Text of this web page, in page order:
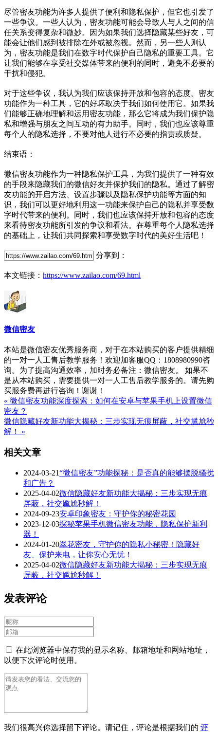
尽管密友功能为许多人提供了便利和隐私保护，但它也引发了
一些争议。一些人认为，密友功能可能会导致人与人之间的信
任关系变得复杂和微妙。因为如果我们选择隐藏某些好友，可
能会让他们感到被排除在外或被忽视。然而，另一些人则认
为，密友功能是我们在数字时代保护自己隐私的重要工具。它
让我们能够在享受社交媒体带来的便利的同时，避免不必要的
干扰和侵犯。
对于这些争议，我认为我们应该保持开放和包容的态度。密友
功能作为一种工具，它的好坏取决于我们如何使用它。如果我
们能够正确地理解和运用密友功能，那么它将成为我们保护隐
私和增强与朋友之间互动的有力助手。同时，我们也应该尊重
每个人的隐私选择，不要对他人进行不必要的指责或质疑。
结束语：
微信密友功能作为一种隐私保护工具，为我们提供了一种有效
的手段来隐藏我们的微信好友并保护我们的隐私。通过了解密
友功能的开启方法、设置步骤以及隐私保护功能等方面的知
识，我们可以更好地利用这一功能来保护自己的隐私并享受数
字时代带来的便利。同时，我们也应该保持开放和包容的态度
来看待密友功能所引发的争议和看法。在尊重每个人隐私选择
的基础上，让我们共同探索和享受数字时代的美好生活吧！
分享到：
本文链接： https://www.zailao.com/69.html
微信密友
本站是微信密友优秀服务商，对于在本站购买的客户提供精细
的一对一人工售后教学服务！欢迎加客服QQ：1808980990咨
询。为了提高沟通效率，加时务必备注：微信密友。 如果不
是从本站购买，需要提供一对一人工售后教学服务的。请先购
买服务费再进行咨询！谢谢！
« 微信密友功能深度探索：如何在安卓与苹果手机上设置微信
密友？
微信隐藏好友新功能大揭秘：三步实现无痕屏蔽，社交尴尬秒
解！ »
相关文章
2024-03-21“微信密友”功能探秘：是否真的能够摆脱骚扰
和广告？
2025-04-02微信隐藏好友新功能大揭秘：三步实现无痕
屏蔽，社交尴尬秒解！
2024-09-23安卓印象密友：守护你的秘密花园
2023-12-03探秘苹果手机微信密友功能，隐私保护新利
器！
2024-01-20翠花密友，守护你的隐私小秘密！隐藏好
友、保护来电，让你安心无忧！
2025-04-02微信隐藏好友新功能大揭秘：三步实现无痕
屏蔽，社交尴尬秒解！
发表评论
在此浏览器中保存我的显示名称、邮箱地址和网站地址，
以便下次评论时使用。
我们很高兴你选择留下评论。请记住，评论是根据我们的 评